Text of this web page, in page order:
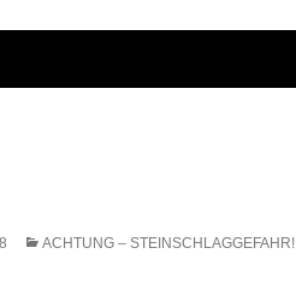
ACHTUNG – STEINSCHLAGGEFAHR!